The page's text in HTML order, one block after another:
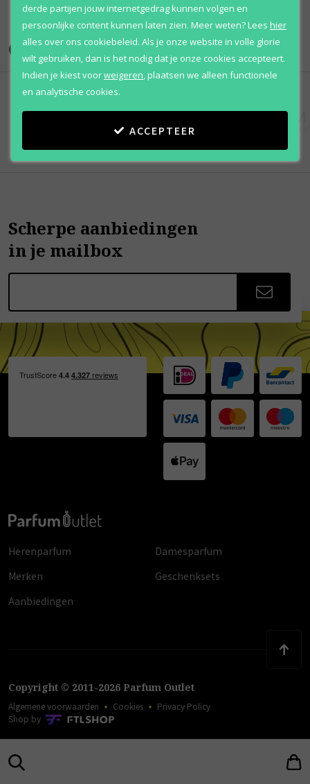
Onze merken
Scherpe aanbiedingen
in je mailbox
Herenparfum
Damesparfum
Merken
Geschenksets
Aanbiedingen
Copyright © 2011-2026 Parfum Outlet
Algemene voorwaarden Cookies
Privacy Policy
Shop by
derde partijen jouw internetgedrag kunnen volgen en
persoonlijke content kunnen laten zien. Meer weten?Lees hier
alles over ons cookiebeleid. Als je onze website in volle glorie
wilt gebruiken, dan is het nodig dat je onze cookies accepteert.
Indien je kiest voorweigeren plaatsen we alleen functionele
en analytische cookies.
ACCEPTEER